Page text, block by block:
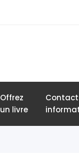
Offrez
un livre